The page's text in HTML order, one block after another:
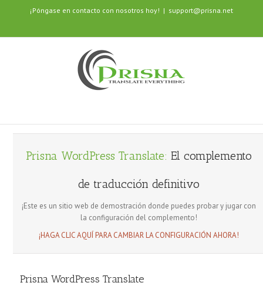
¡Póngase en contacto con nosotros hoy! | support@prisna.net
Prisna WordPress Translate: El complemento
de traducción definitivo
¡Este es un sitio web de demostración donde puedes probar y jugar con
la configuración del complemento!
¡HAGA CLIC AQUÍ PARA CAMBIAR LA CONFIGURACIÓN AHORA!
Prisna WordPress Translate